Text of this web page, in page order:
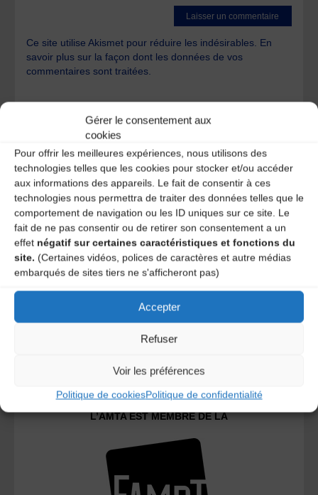
Gérer le consentement aux
cookies
Pour offrir les meilleures expériences, nous utilisons des
technologies telles que les cookies pour stocker et/ou accéder
aux informations des appareils. Le fait de consentir à ces
technologies nous permettra de traiter des données telles que le
comportement de navigation ou les ID uniques sur ce site. Le
fait de ne pas consentir ou de retirer son consentement a un
effet négatif sur certaines caractéristiques et fonctions du
site. (Certaines vidéos, polices de caractères et autre médias
embarqués de sites tiers ne s'afficheront pas)
Accepter
Refuser
Voir les préférences
Politique de cookiesPolitique de confidentialité
Ce site utilise Akismet pour réduire les indésirables. En
savoir plus sur la façon dont les données de vos
commentaires sont traitées.
A DECOUVRIR :
Le distributeur des musiques Trad'
L’AMTA EST MEMBRE DE LA